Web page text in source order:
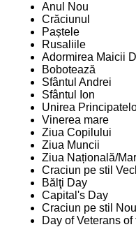
Anul Nou
Crăciunul
Paștele
Rusaliile
Adormirea Maicii
Bobotează
Sfântul Andrei
Sfântul Ion
Unirea
Vinerea mare
Ziua Copilului
Ziua Muncii
Ziua Națională/
Craciun pe stil
Bălţi Day
Capital's Day
Craciun pe stil
Day of Veterans